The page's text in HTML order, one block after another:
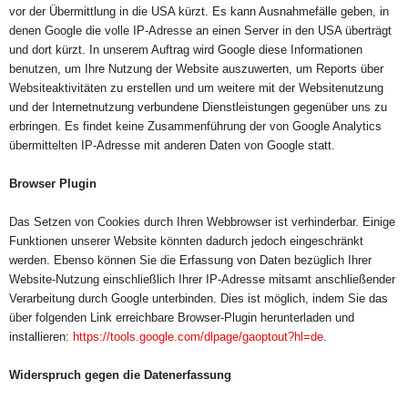
vor der Übermittlung in die USA kürzt. Es kann Ausnahmefälle geben, in
denen Google die volle IP-Adresse an einen Server in den USA überträgt
und dort kürzt. In unserem Auftrag wird Google diese Informationen
benutzen, um Ihre Nutzung der Website auszuwerten, um Reports über
Websiteaktivitäten zu erstellen und um weitere mit der Websitenutzung
und der Internetnutzung verbundene Dienstleistungen gegenüber uns zu
erbringen. Es findet keine Zusammenführung der von Google Analytics
übermittelten IP-Adresse mit anderen Daten von Google statt.
Browser Plugin
Das Setzen von Cookies durch Ihren Webbrowser ist verhinderbar. Einige
Funktionen unserer Website könnten dadurch jedoch eingeschränkt
werden. Ebenso können Sie die Erfassung von Daten bezüglich Ihrer
Website-Nutzung einschließlich Ihrer IP-Adresse mitsamt anschließender
Verarbeitung durch Google unterbinden. Dies ist möglich, indem Sie das
über folgenden Link erreichbare Browser-Plugin herunterladen und
installieren: https://tools.google.com/dlpage/gaoptout?hl=de.
Widerspruch gegen die Datenerfassung